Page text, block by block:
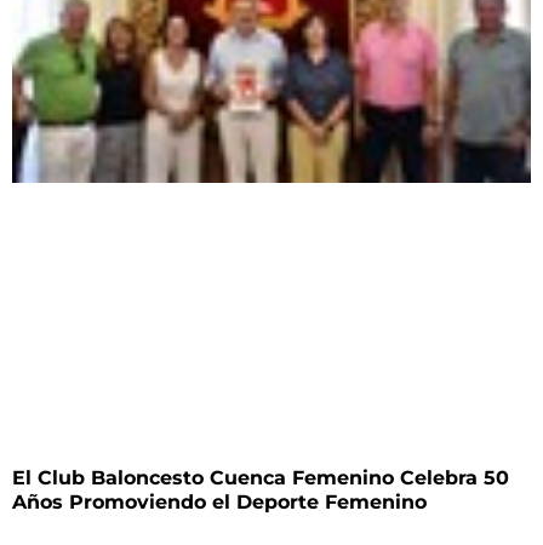
El Club Baloncesto Cuenca Femenino Celebra 50
Años Promoviendo el Deporte Femenino